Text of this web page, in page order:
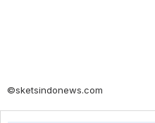
©sketsindonews.com